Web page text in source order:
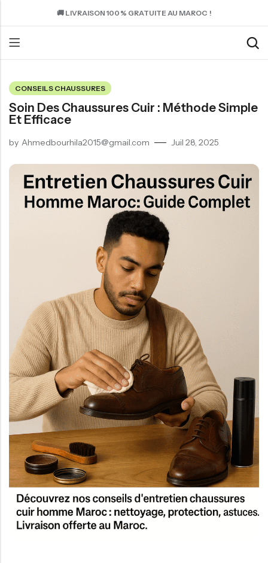
🚚 LIVRAISON 100 % GRATUITE AU MAROC !
CONSEILS CHAUSSURES
Soin Des Chaussures Cuir : Méthode Simple
Et Efficace
by Ahmedbourhila2015@gmail.com Juil 28, 2025